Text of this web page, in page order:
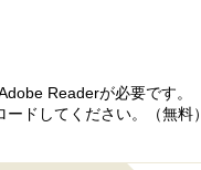
Readerが必要です。
ドしてください。（無料）